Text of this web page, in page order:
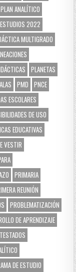
PLAN ANALÍTICO
2022
MULTIGRADO
PLANETAS
PMD
PNCE
ESCOLARES
DE USO
EDUCATIVAS
VESTIR
PRIMARIA
REUNIÓN
PROBLEMATIZACIÓN
DE APRENDIZAJE
DE ESTUDIO